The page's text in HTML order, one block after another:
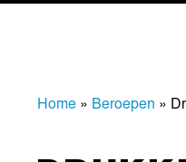
Home » Beroepen »